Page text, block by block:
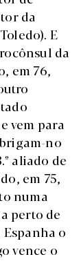
da
E
da
em 76,
vem para
no
aliado de
em 75,
numa
perto de
Espanha o
vence o